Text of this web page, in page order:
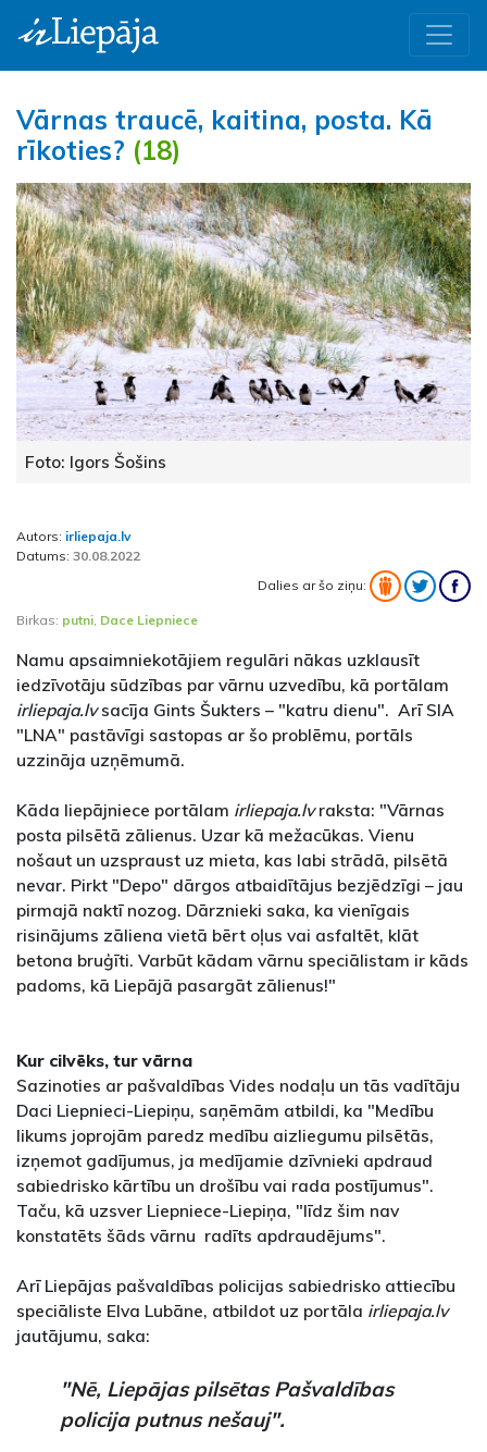
Vārnas traucē, kaitina, posta. Kā
rīkoties? (18)
Foto: Igors Šošins
Autors: irliepaja.lv
Datums: 30.08.2022
Dalies ar šo ziņu:
Birkas: putni, Dace Liepniece
Namu apsaimniekotājiem regulāri nākas uzklausīt
iedzīvotāju sūdzības par vārnu uzvedību, kā portālam
irliepaja.lvsacīja Gints Šukters – "katru dienu". Arī SIA
"LNA" pastāvīgi sastopas ar šo problēmu, portāls
uzzināja uzņēmumā.
Kāda liepājniece portālam irliepaja.lvraksta: "Vārnas
posta pilsētā zālienus. Uzar kā mežacūkas. Vienu
nošaut un uzspraust uz mieta, kas labi strādā, pilsētā
nevar. Pirkt "Depo" dārgos atbaidītājus bezjēdzīgi – jau
pirmajā naktī nozog. Dārznieki saka, ka vienīgais
risinājums zāliena vietā bērt oļus vai asfaltēt, klāt
betona bruģīti. Varbūt kādam vārnu speciālistam ir kāds
padoms, kā Liepājā pasargāt zālienus!"
Kur cilvēks, tur vārna
Sazinoties ar pašvaldības Vides nodaļu un tās vadītāju
Daci Liepnieci-Liepiņu, saņēmām atbildi, ka "Medību
likums joprojām paredz medību aizliegumu pilsētās,
izņemot gadījumus, ja medījamie dzīvnieki apdraud
sabiedrisko kārtību un drošību vai rada postījumus".
Taču, kā uzsver Liepniece-Liepiņa, "līdz šim nav
konstatēts šāds vārnu radīts apdraudējums".
Arī Liepājas pašvaldības policijas sabiedrisko attiecību
speciāliste Elva Lubāne, atbildot uz portāla irliepaja.lv
jautājumu, saka:
"Nē, Liepājas pilsētas Pašvaldības
policija putnus nešauj".